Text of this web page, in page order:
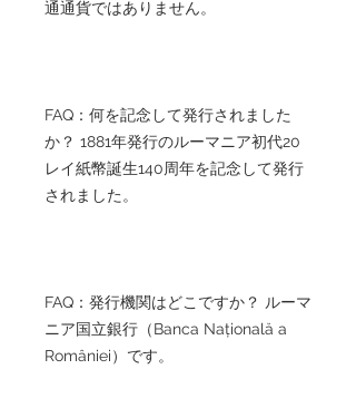
通通貨ではありません。
FAQ：何を記念して発行されました
か？ 1881年発行のルーマニア初代20
レイ紙幣誕生140周年を記念して発行
されました。
FAQ：発行機関はどこですか？ ルーマ
ニア国立銀行（Banca Națională a
României）です。